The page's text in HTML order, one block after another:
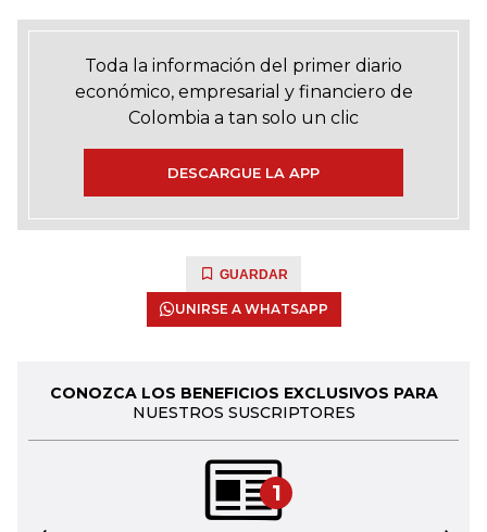
Toda la información del primer diario
económico, empresarial y financiero de
Colombia a tan solo un clic
DESCARGUE LA APP
GUARDAR
UNIRSE A WHATSAPP
CONOZCA LOS BENEFICIOS EXCLUSIVOS PARA
NUESTROS SUSCRIPTORES
1